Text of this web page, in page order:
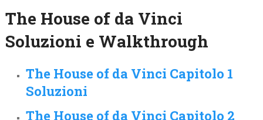
The House of da Vinci
Soluzioni e Walkthrough
The House of da Vinci Capitolo 1
Soluzioni
The House of da Vinci Capitolo 2